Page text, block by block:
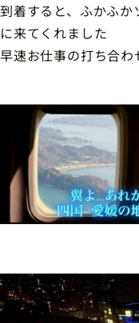
到着すると、ふかふ
に来てくれました
早速お仕事の打ち合わ